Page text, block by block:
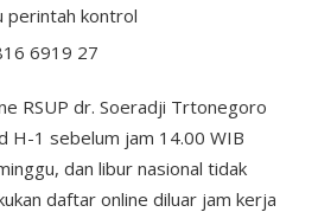
perintah kontrol
6919 27
RSUP dr. Soeradji Trtonegoro
H-1 sebelum jam 14.00 WIB
dan libur nasional tidak
daftar online diluar jam kerja